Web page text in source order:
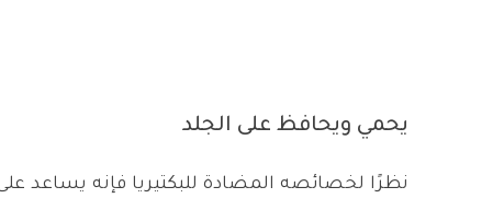
يحمي ويحافظ على الجلد
نظرًا لخصائصه المضادة للبكتيريا فإنه يساعد